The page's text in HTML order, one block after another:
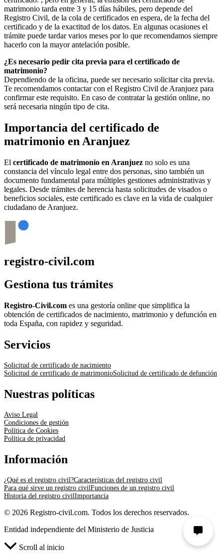
matrimonio tarda entre 3 y 15 días hábiles, pero depende del
Registro Civil, de la cola de certificados en espera, de la fecha del
certificado y de la exactitud de los datos. En algunas ocasiones el
trámite puede tardar varios meses por lo que recomendamos siempre
hacerlo con la mayor antelación posible.
¿Es necesario pedir cita previa para el certificado de
matrimonio?
Dependiendo de la oficina, puede ser necesario solicitar cita previa.
Te recomendamos contactar con el Registro Civil de Aranjuez para
confirmar este requisito. En caso de contratar la gestión online, no
será necesaria ningún tipo de cita.
Importancia del certificado de
matrimonio en Aranjuez
El certificado de matrimonio en Aranjuez no solo es una
constancia del vínculo legal entre dos personas, sino también un
documento fundamental para múltiples gestiones administrativas y
legales. Desde trámites de herencia hasta solicitudes de visados o
beneficios sociales, este certificado es clave en la vida de cualquier
ciudadano de Aranjuez.
registro-civil.com
Gestiona tus trámites
Registro-Civil.com es una gestoría online que simplifica la
obtención de certificados de nacimiento, matrimonio y defunción en
toda España, con rapidez y seguridad.
Servicios
Solicitud de certificado de nacimiento
Solicitud de certificado de matrimonioSolicitud de certificado de defunción
Nuestras políticas
Aviso Legal
Condiciones de gestión
Política de Cookies
Política de privacidad
Información
¿Qué es el registro civil?Características del registro civil
Para qué sirve un registro civilFunciones de un registro civil
Historia del registro civilImportancia
© 2026 Registro-civil.com. Todos los derechos reservados.
Entidad independiente del Ministerio de Justicia
Scroll al inicio